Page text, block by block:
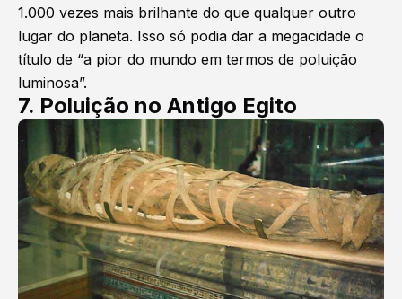
1.000 vezes mais brilhante do que qualquer outro
lugar do planeta. Isso só podia dar a megacidade o
título de “a pior do mundo em termos de poluição
luminosa”.
7. Poluição no Antigo Egito